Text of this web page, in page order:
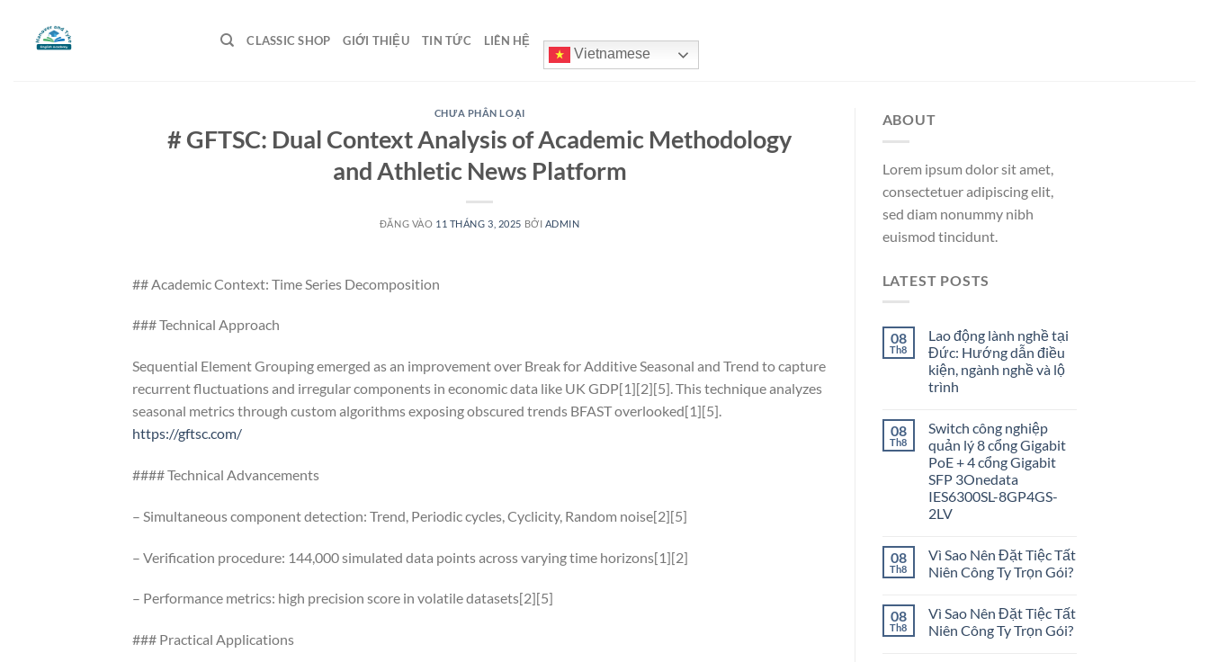
CLASSIC SHOP GIỚI THIỆU TIN TỨC LIÊN HỆ
Vietnamese
CHƯA PHÂN LOẠI
# GFTSC: Dual Context Analysis of Academic Methodology
and Athletic News Platform
ĐĂNG VÀO 11 THÁNG 3, 2025 BỞI ADMIN
## Academic Context: Time Series Decomposition
### Technical Approach
Sequential Element Grouping emerged as an improvement over Break for Additive Seasonal and Trend to capture
recurrent fluctuations and irregular components in economic data like UK GDP[1][2][5]. This technique analyzes
seasonal metrics through custom algorithms exposing obscured trends BFAST overlooked[1][5].
https://gftsc.com/
#### Technical Advancements
– Simultaneous component detection: Trend, Periodic cycles, Cyclicity, Random noise[2][5]
– Verification procedure: 144,000 simulated data points across varying time horizons[1][2]
– Performance metrics: high precision score in volatile datasets[2][5]
### Practical Applications
ABOUT
Lorem ipsum dolor sit amet,
consectetuer adipiscing elit,
sed diam nonummy nibh
euismod tincidunt.
LATEST POSTS
08
Th8
Lao động lành nghề tại
Đức: Hướng dẫn điều
kiện, ngành nghề và lộ
trình
08
Th8
Switch công nghiệp
quản lý 8 cổng Gigabit
PoE + 4 cổng Gigabit
SFP 3Onedata
IES6300SL-8GP4GS-
2LV
08
Th8
Vì Sao Nên Đặt Tiệc Tất
Niên Công Ty Trọn Gói?
08
Th8
Vì Sao Nên Đặt Tiệc Tất
Niên Công Ty Trọn Gói?